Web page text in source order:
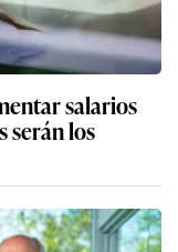
salarios
serán los